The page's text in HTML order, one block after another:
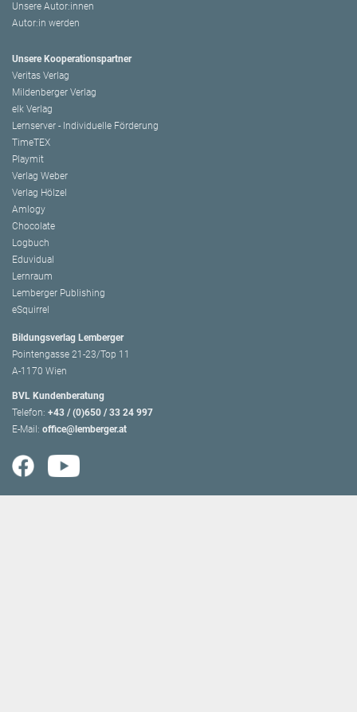
Unsere Autor:innen
Autor:in werden
Unsere Kooperationspartner
Veritas Verlag
Mildenberger Verlag
elk Verlag
Lernserver - Individuelle Förderung
TimeTEX
Playmit
Verlag Weber
Verlag Hölzel
Amlogy
Chocolate
Logbuch
Eduvidual
Lernraum
Lemberger Publishing
eSquirrel
Bildungsverlag Lemberger
Pointengasse 21-23/Top 11
A-1170 Wien
BVL Kundenberatung
Telefon: +43 / (0)650 / 33 24 997
E-Mail: office@lemberger.at